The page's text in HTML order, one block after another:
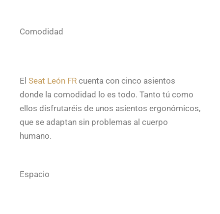
Comodidad
El Seat León FR cuenta con cinco asientos
donde la comodidad lo es todo. Tanto tú como
ellos disfrutaréis de unos asientos ergonómicos,
que se adaptan sin problemas al cuerpo
humano.
Espacio